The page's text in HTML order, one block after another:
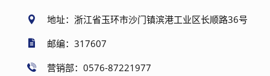
地址：浙江省玉环市沙门镇滨港工业区长顺路36号
邮编：317607
营销部：0576-87221977